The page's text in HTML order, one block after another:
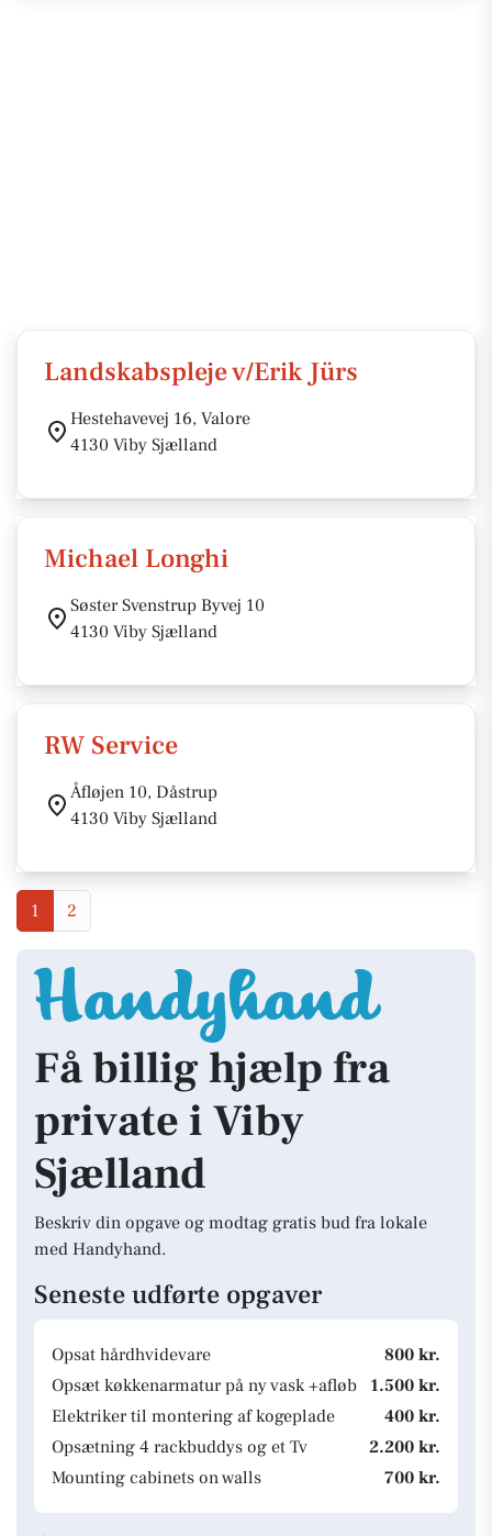
Landskabspleje v/Erik Jürs
Hestehavevej 16, Valore
4130 Viby Sjælland
Michael Longhi
Søster Svenstrup Byvej 10
4130 Viby Sjælland
RW Service
Åfløjen 10, Dåstrup
4130 Viby Sjælland
1 2
Få billig hjælp fra
private i Viby
Sjælland
Beskriv din opgave og modtag gratis bud fra lokale
med Handyhand.
Seneste udførte opgaver
Opsat hårdhvidevare
800 kr.
Opsæt køkkenarmatur på ny vask +afløb
1.500 kr.
Elektriker til montering af kogeplade
400 kr.
Opsætning 4 rackbuddys og et Tv
2.200 kr.
Mounting cabinets on walls
700 kr.